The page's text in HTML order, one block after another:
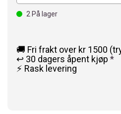
2 På lager
🚚 Fri frakt over kr 1500
↩️ 30 dagers åpent kjøp *
⚡ Rask levering